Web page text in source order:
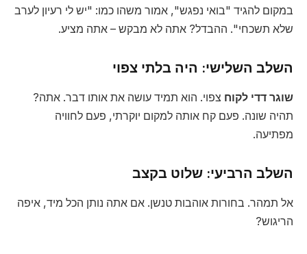
במקום להגיד "בואי נפגש", אמור משהו כמו: "יש לי רעיון לערב
שלא תשכחי". ההבדל? אתה לא מבקש – אתה מציע.
השלב השלישי: היה בלתי צפוי
שוגר דדי לקוח צפוי. הוא תמיד עושה את אותו דבר. אתה?
תהיה שונה. פעם קח אותה למקום יוקרתי, פעם לחוויה
מפתיעה.
השלב הרביעי: שלוט בקצב
אל תמהר. בחורות אוהבות טנשן. אם אתה נותן הכל מיד, איפה
הריגוש?